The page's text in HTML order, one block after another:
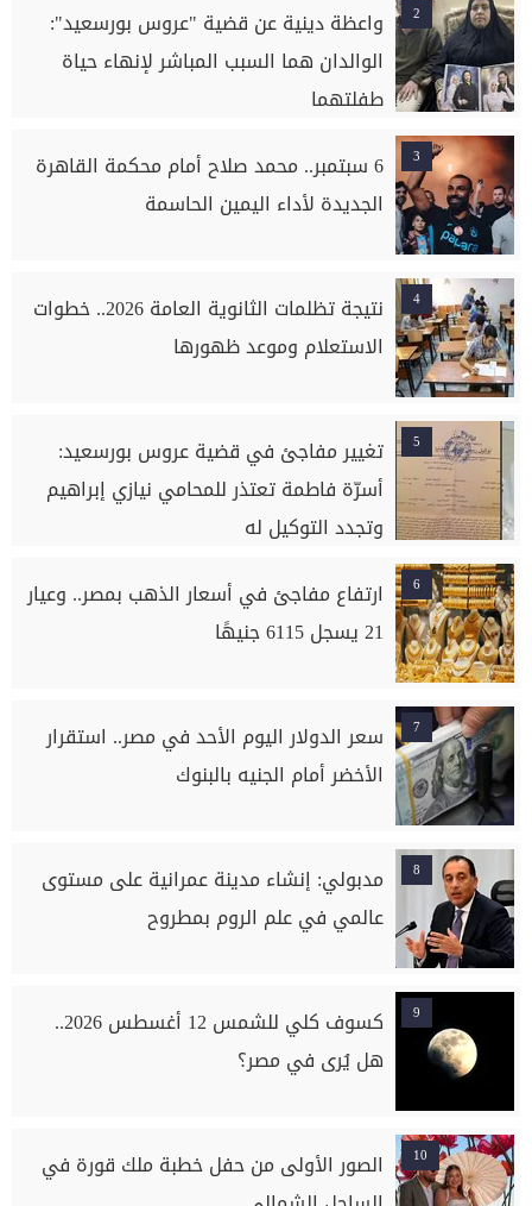
2
واعظة دينية عن قضية "عروس بورسعيد":
الوالدان هما السبب المباشر لإنهاء حياة
طفلتهما
3
6 سبتمبر.. محمد صلاح أمام محكمة القاهرة
الجديدة لأداء اليمين الحاسمة
4
نتيجة تظلمات الثانوية العامة 2026.. خطوات
الاستعلام وموعد ظهورها
5
تغيير مفاجئ في قضية عروس بورسعيد:
أسرّة فاطمة تعتذر للمحامي نيازي إبراهيم
وتجدد التوكيل له
6
ارتفاع مفاجئ في أسعار الذهب بمصر.. وعيار
21 يسجل 6115 جنيهًا
7
سعر الدولار اليوم الأحد في مصر.. استقرار
الأخضر أمام الجنيه بالبنوك
8
مدبولي: إنشاء مدينة عمرانية على مستوى
عالمي في علم الروم بمطروح
9
كسوف كلي للشمس 12 أغسطس 2026..
هل يُرى في مصر؟
10
الصور الأولى من حفل خطبة ملك قورة في